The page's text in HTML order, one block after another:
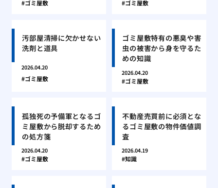
ゴミ屋敷 ゴミ屋敷
汚部屋清掃に欠かせない
洗剤と道具
2026.04.20
ゴミ屋敷
ゴミ屋敷特有の悪臭や害
虫の被害から身を守るた
めの知識
2026.04.20
ゴミ屋敷
孤独死の予備軍となるゴ
ミ屋敷から脱却するため
の処方箋
2026.04.20
ゴミ屋敷
不動産売買前に必須とな
るゴミ屋敷の物件価値調
査
2026.04.19
知識